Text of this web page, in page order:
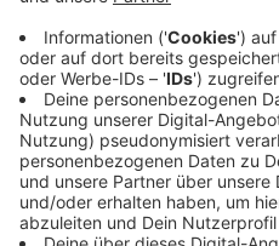
Zwischen Münster und
unterwegs. Die
Anzeige